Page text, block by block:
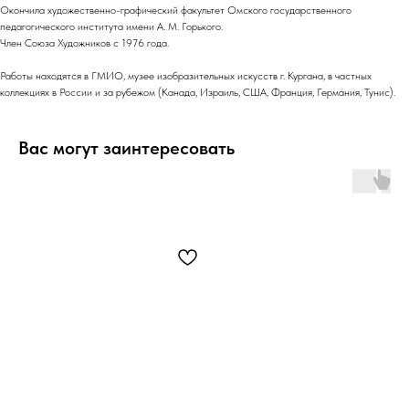
Окончила художественно-графический факультет Омского государственного
педагогического института имени А. М. Горького.
Член Союза Художников с 1976 года.
Работы находятся в ГМИО, музее изобразительных искусств г. Кургана, в частных
коллекциях в России и за рубежом (Канада, Израиль, США, Франция, Германия, Тунис).
Вас могут заинтересовать